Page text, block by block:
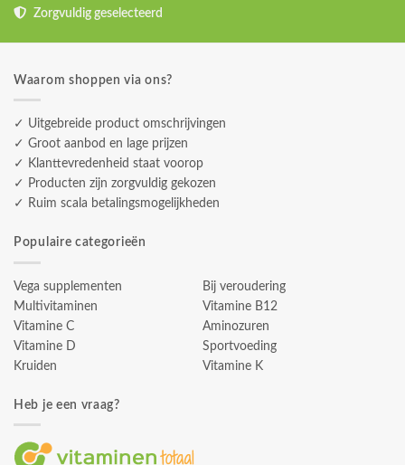
Zorgvuldig geselecteerd
Waarom shoppen via ons?
✓ Uitgebreide product omschrijvingen
✓ Groot aanbod en lage prijzen
✓ Klanttevredenheid staat voorop
✓ Producten zijn zorgvuldig gekozen
✓ Ruim scala betalingsmogelijkheden
Populaire categorieën
Vega supplementen
Multivitaminen
Vitamine C
Vitamine D
Kruiden
Bij veroudering
Vitamine B12
Aminozuren
Sportvoeding
Vitamine K
Heb je een vraag?